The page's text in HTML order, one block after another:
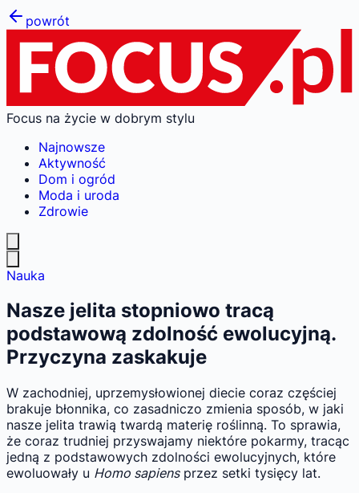
powrót
Focus na życie w dobrym stylu
Najnowsze
Aktywność
Dom i ogród
Moda i uroda
Zdrowie
Nauka
Nasze jelita stopniowo tracą
podstawową zdolność ewolucyjną.
Przyczyna zaskakuje
W zachodniej, uprzemysłowionej diecie coraz częściej
brakuje błonnika, co zasadniczo zmienia sposób, w jaki
nasze jelita trawią twardą materię roślinną. To sprawia,
że coraz trudniej przyswajamy niektóre pokarmy, tracąc
jedną z podstawowych zdolności ewolucyjnych, które
ewoluowały u Homo sapiensprzez setki tysięcy lat.